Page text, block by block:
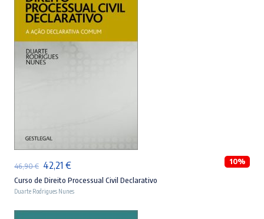
46,90€ O
preço
original
era:
42,21 €O
preço
atual
é:
10%
Curso de Direito Processual Civil Declarativo
Duarte Rodrigues Nunes